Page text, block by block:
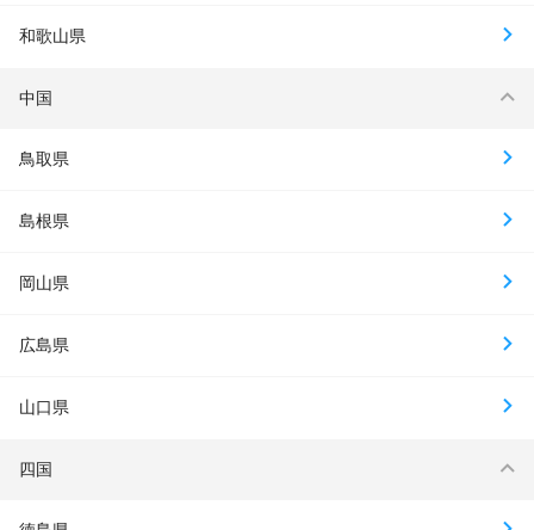
和歌山県
中国
鳥取県
島根県
岡山県
広島県
山口県
四国